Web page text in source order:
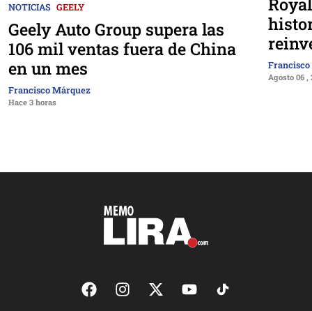
NOTICIAS GEELY
Geely Auto Group supera las
106 mil ventas fuera de China
en un mes
Francisco Márquez
Hace 3 horas
Agosto 06 ,